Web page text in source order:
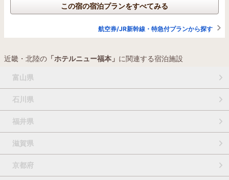
この宿の宿泊プランをすべてみる
航空券/JR新幹線・特急付プランから探す
近畿・北陸の 「ホテルニュー福本」 に関連する宿泊施設
富山県
石川県
福井県
滋賀県
京都府